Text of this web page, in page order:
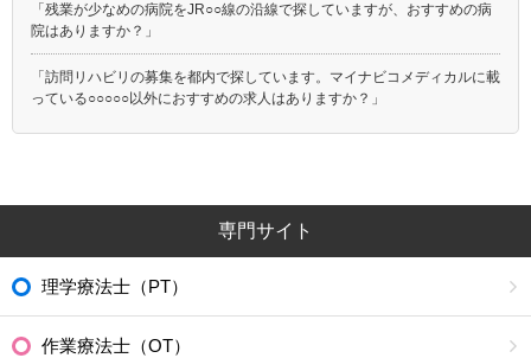
「残業が少なめの病院をJR○○線の沿線で探していますが、おすすめの病
院はありますか？」
「訪問リハビリの募集を都内で探しています。マイナビコメディカルに載
っている○○○○○以外におすすめの求人はありますか？」
専門サイト
理学療法士（PT）
作業療法士（OT）